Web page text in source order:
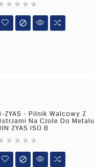
   

ZYAS - Pilnik Walcowy Z
Na Czole Do Metalu
ZYAS ISO B
   
